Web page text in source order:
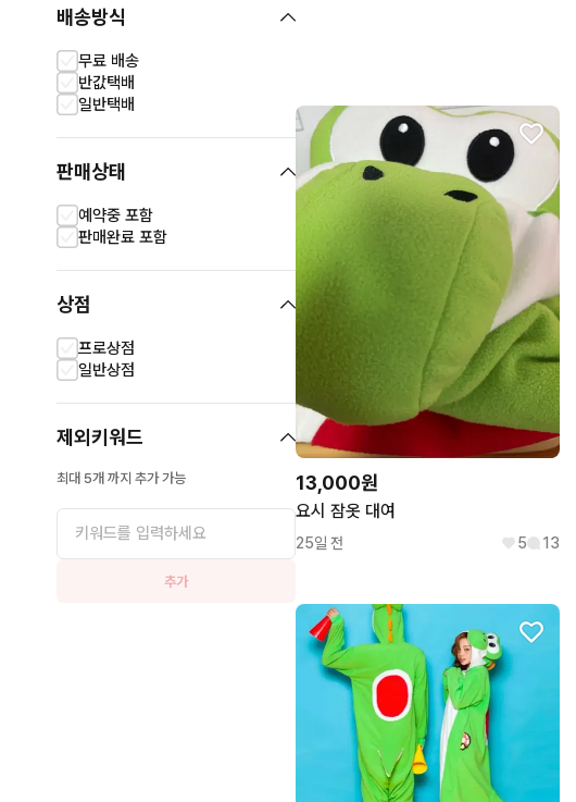
배송방식
무료 배송
반값택배
일반택배
판매상태
예약중 포함
판매완료 포함
상점
프로상점
일반상점
제외키워드
최대 5개 까지 추가 가능
추가
13,000원
요시 잠옷 대여
25일 전 5 13